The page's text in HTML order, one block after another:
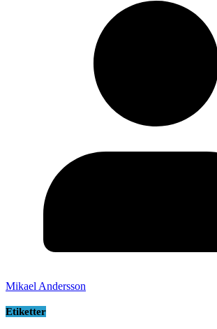
Mikael Andersson
Etiketter